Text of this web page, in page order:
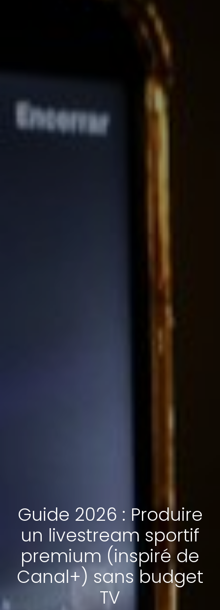
Guide 2026 : Produire
un livestream sportif
premium (inspiré de
Canal+) sans budget
TV